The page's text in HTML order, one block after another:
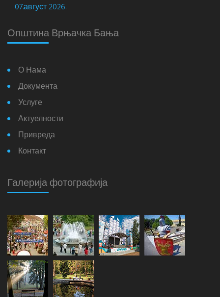
07.август 2026.
Општина Врњачка Бања
О Нама
Документа
Услуге
Актуелности
Привреда
Контакт
Галерија фотографија